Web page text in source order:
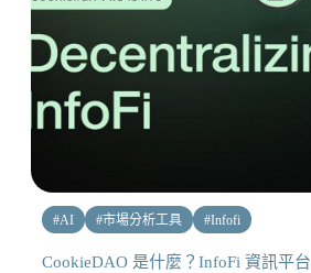
#AI #市場分析工具 #Infofi
CookieDAO 是什麼？InfoFi 資訊平